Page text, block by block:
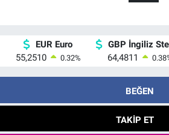
EUR Euro
55,2510
0.32%
GBP İngiliz
64,4811
0.38
BEĞEN
TAKIP ET